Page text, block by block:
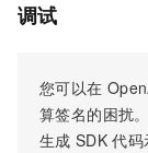
调试
您可以在
算签名的困扰
生成 SDK 代码